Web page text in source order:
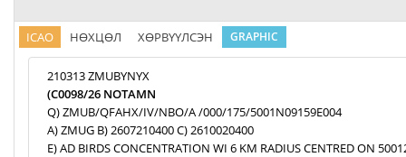
ICAO НӨХЦӨЛ ХӨРВҮҮЛСЭН GRAPHIC
210313 ZMUBYNYX
(C0098/26 NOTAMN
Q) ZMUB/QFAHX/IV/NBO/A /000/175/5001N09159E004
A) ZMUG B) 2607210400 C) 2610020400
E) AD BIRDS CONCENTRATION WI 6 KM RADIUS CENTRED ON